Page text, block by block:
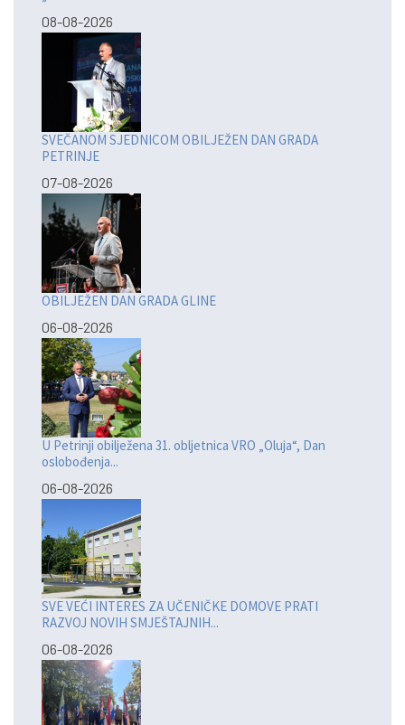
08-08-2026
SVEČANOM SJEDNICOM OBILJEŽEN DAN GRADA
PETRINJE
07-08-2026
OBILJEŽEN DAN GRADA GLINE
06-08-2026
U Petrinji obilježena 31. obljetnica VRO „Oluja“, Dan
oslobođenja...
06-08-2026
SVE VEĆI INTERES ZA UČENIČKE DOMOVE PRATI
RAZVOJ NOVIH SMJEŠTAJNIH...
06-08-2026